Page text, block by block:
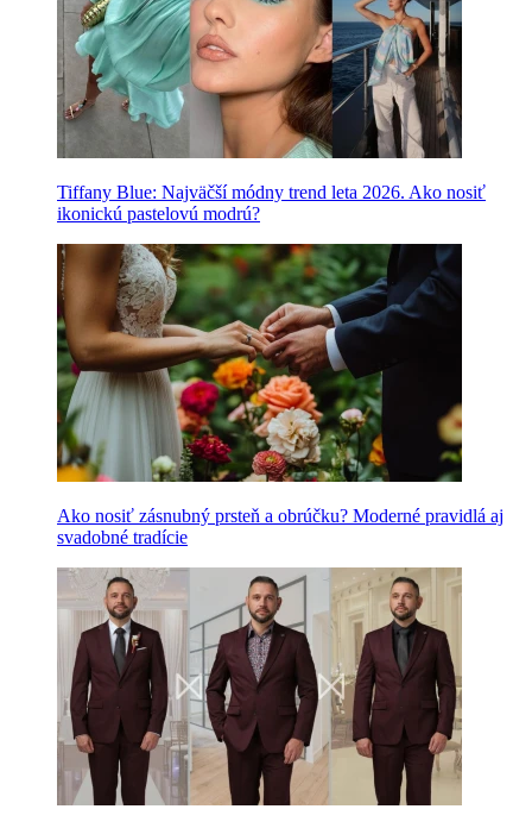
Tiffany Blue: Najväčší módny trend leta 2026. Ako nosiť
ikonickú pastelovú modrú?
Ako nosiť zásnubný prsteň a obrúčku? Moderné pravidlá aj
svadobné tradície